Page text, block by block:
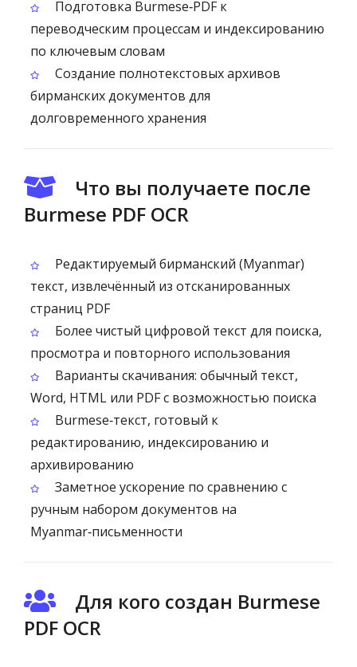
Подготовка Burmese‑PDF к
переводческим процессам и индексированию
по ключевым словам
Создание полнотекстовых архивов
бирманских документов для
долговременного хранения
Что вы получаете после
Burmese PDF OCR
Редактируемый бирманский (Myanmar)
текст, извлечённый из отсканированных
страниц PDF
Более чистый цифровой текст для поиска,
просмотра и повторного использования
Варианты скачивания: обычный текст,
Word, HTML или PDF с возможностью поиска
Burmese‑текст, готовый к
редактированию, индексированию и
архивированию
Заметное ускорение по сравнению с
ручным набором документов на
Myanmar‑письменности
Для кого создан Burmese
PDF OCR